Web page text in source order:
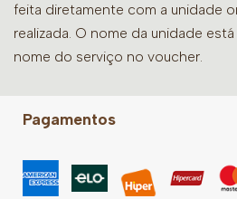
feita diretamente com a unidade
realizada. O nome da unidade
nome do serviço no voucher.
Pagamentos